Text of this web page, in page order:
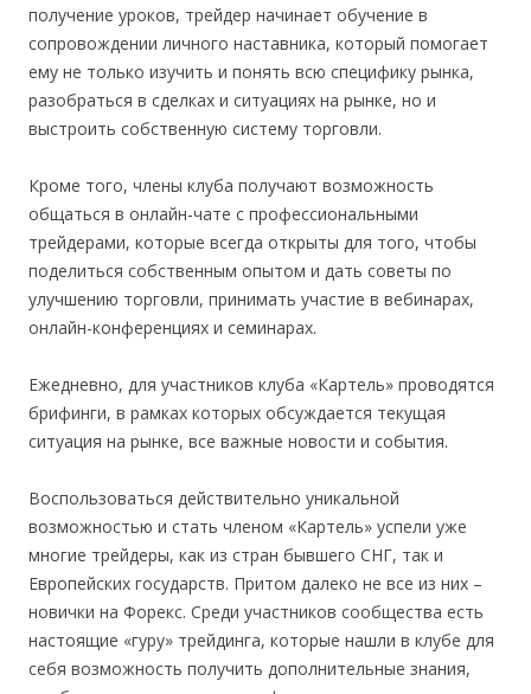
получение уроков, трейдер начинает обучение в
сопровождении личного наставника, который помогает
ему не только изучить и понять всю специфику рынка,
разобраться в сделках и ситуациях на рынке, но и
выстроить собственную систему торговли.
Кроме того, члены клуба получают возможность
общаться в онлайн-чате с профессиональными
трейдерами, которые всегда открыты для того, чтобы
поделиться собственным опытом и дать советы по
улучшению торговли, принимать участие в вебинарах,
онлайн-конференциях и семинарах.
Ежедневно, для участников клуба «Картель» проводятся
брифинги, в рамках которых обсуждается текущая
ситуация на рынке, все важные новости и события.
Воспользоваться действительно уникальной
возможностью и стать членом «Картель» успели уже
многие трейдеры, как из стран бывшего СНГ, так и
Европейских государств. Притом далеко не все из них –
новички на Форекс. Среди участников сообщества есть
настоящие «гуру» трейдинга, которые нашли в клубе для
себя возможность получить дополнительные знания,